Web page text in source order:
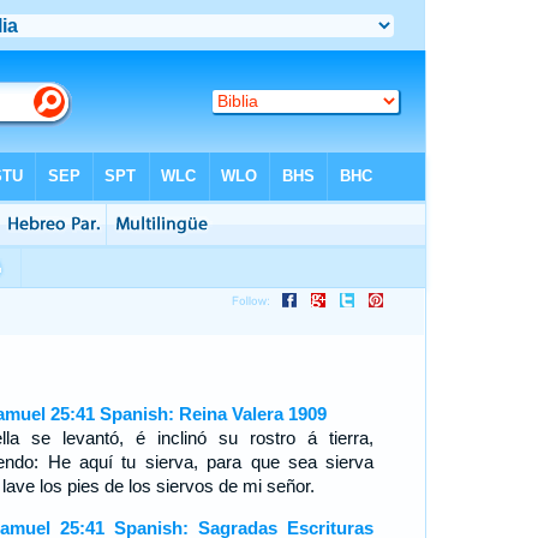
25:41 Spanish: Reina Valera 1909
se levantó, é inclinó su rostro á tierra,
He aquí tu sierva, para que sea sierva
los pies de los siervos de mi señor.
25:41 Spanish: Sagradas Escrituras